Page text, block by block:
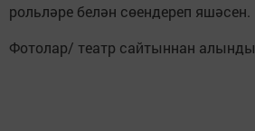
рольләре белән сөендереп яшәсен.
Фотолар/ театр сайтыннан алынды